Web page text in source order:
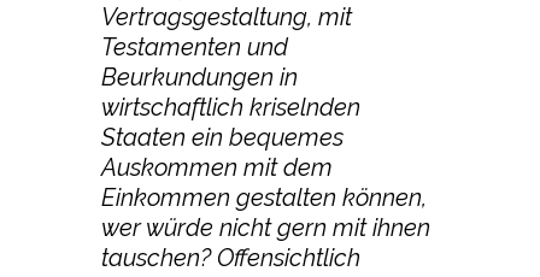
Vertragsgestaltung, mit
Testamenten und
Beurkundungen in
wirtschaftlich kriselnden
Staaten ein bequemes
Auskommen mit dem
Einkommen gestalten können,
wer würde nicht gern mit ihnen
tauschen? Offensichtlich